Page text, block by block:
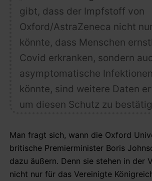
gibt, dass der Impfstoff von
Oxford/AstraZeneca nicht
könnte, dass Menschen
Covid erkranken, sondern
asymptomatische
könnte, sind weitere Daten
um diesen Schutz zu
Man fragt sich, wann die Oxford
britische Premierminister Boris
dazu äußern. Denn sie stehen in der
nicht nur für das Vereinigte